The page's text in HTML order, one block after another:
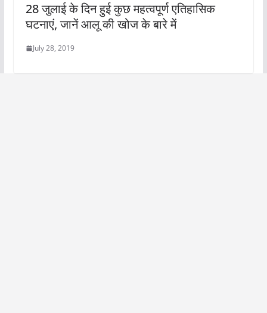
28 जुलाई के दिन हुई कुछ महत्वपूर्ण एतिहासिक
घटनाएं, जानें आलू की खोज के बारे में
July 28, 2019